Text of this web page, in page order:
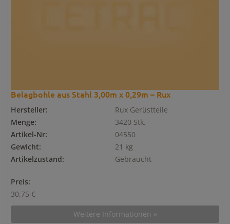
Belagbohle aus Stahl 3,00m x 0,29m – Rux
Hersteller:
Rux Gerüstteile
Menge:
3420 Stk.
Artikel-Nr:
04550
Gewicht:
21 kg
Artikelzustand:
Gebraucht
Preis:
30,75 €
Weitere Informationen »